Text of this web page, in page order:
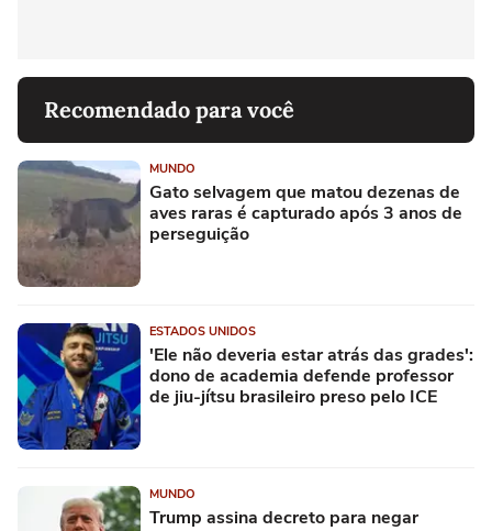
Recomendado para você
MUNDO
Gato selvagem que matou dezenas de
aves raras é capturado após 3 anos de
perseguição
ESTADOS UNIDOS
'Ele não deveria estar atrás das grades':
dono de academia defende professor
de jiu-jítsu brasileiro preso pelo ICE
MUNDO
Trump assina decreto para negar